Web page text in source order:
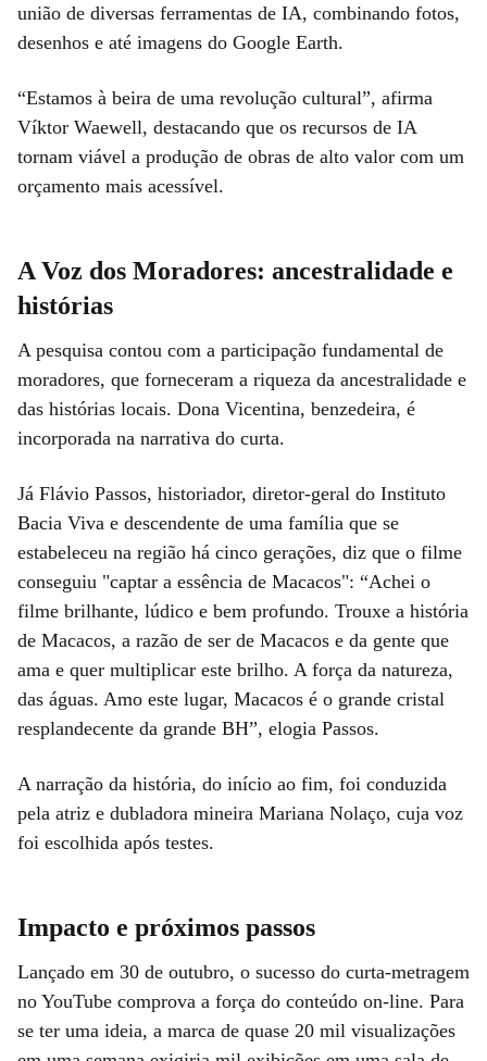
união de diversas ferramentas de IA, combinando fotos,
desenhos e até imagens do Google Earth.
“Estamos à beira de uma revolução cultural”, afirma
Víktor Waewell, destacando que os recursos de IA
tornam viável a produção de obras de alto valor com um
orçamento mais acessível.
A Voz dos Moradores: ancestralidade e
histórias
A pesquisa contou com a participação fundamental de
moradores, que forneceram a riqueza da ancestralidade e
das histórias locais. Dona Vicentina, benzedeira, é
incorporada na narrativa do curta.
Já Flávio Passos, historiador, diretor-geral do Instituto
Bacia Viva e descendente de uma família que se
estabeleceu na região há cinco gerações, diz que o filme
conseguiu "captar a essência de Macacos": “Achei o
filme brilhante, lúdico e bem profundo. Trouxe a história
de Macacos, a razão de ser de Macacos e da gente que
ama e quer multiplicar este brilho. A força da natureza,
das águas. Amo este lugar, Macacos é o grande cristal
resplandecente da grande BH”, elogia Passos.
A narração da história, do início ao fim, foi conduzida
pela atriz e dubladora mineira Mariana Nolaço, cuja voz
foi escolhida após testes.
Impacto e próximos passos
Lançado em 30 de outubro, o sucesso do curta-metragem
no YouTube comprova a força do conteúdo on-line. Para
se ter uma ideia, a marca de quase 20 mil visualizações